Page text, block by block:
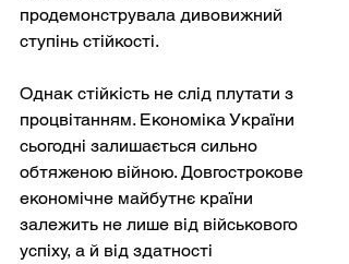
продемонструвала дивовижний
ступінь стійкості.
Однак стійкість не слід плутати з
процвітанням. Економіка України
сьогодні залишається сильно
обтяженою війною. Довгострокове
економічне майбутнє країни
залежить не лише від військового
успіху, а й від здатності